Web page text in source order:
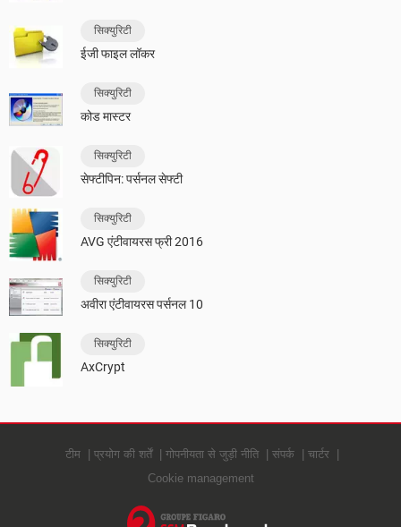
सिक्युरिटी
ईजी फाइल लॉकर
सिक्युरिटी
कोड मास्टर
सिक्युरिटी
सेफ्टीपिन: पर्सनल सेफ्टी
सिक्युरिटी
AVG एंटीवायरस फ्री 2016
सिक्युरिटी
अवीरा एंटीवायरस पर्सनल 10
सिक्युरिटी
AxCrypt
टीम प्रयोग की शर्तें गोपनीयता से जुड़ी नीति संपर्क
चार्टर
Cookie management